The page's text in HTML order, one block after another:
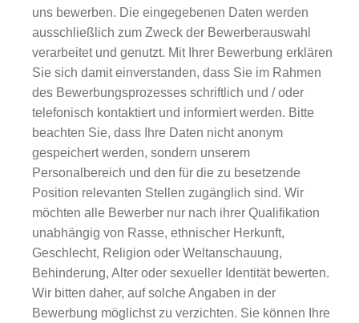
uns bewerben. Die eingegebenen Daten werden
ausschließlich zum Zweck der Bewerberauswahl
verarbeitet und genutzt. Mit Ihrer Bewerbung erklären
Sie sich damit einverstanden, dass Sie im Rahmen
des Bewerbungsprozesses schriftlich und / oder
telefonisch kontaktiert und informiert werden. Bitte
beachten Sie, dass Ihre Daten nicht anonym
gespeichert werden, sondern unserem
Personalbereich und den für die zu besetzende
Position relevanten Stellen zugänglich sind. Wir
möchten alle Bewerber nur nach ihrer Qualifikation
unabhängig von Rasse, ethnischer Herkunft,
Geschlecht, Religion oder Weltanschauung,
Behinderung, Alter oder sexueller Identität bewerten.
Wir bitten daher, auf solche Angaben in der
Bewerbung möglichst zu verzichten. Sie können Ihre